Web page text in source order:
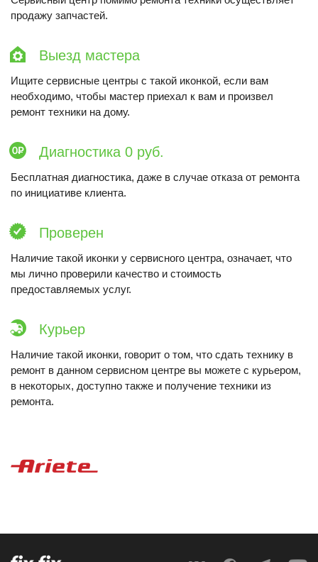
продажу запчастей.
Выезд мастера
Ищите сервисные центры с такой иконкой, если вам
необходимо, чтобы мастер приехал к вам и произвел
ремонт техники на дому.
Диагностика 0 руб.
Бесплатная диагностика, даже в случае отказа от ремонта
по инициативе клиента.
Проверен
Наличие такой иконки у сервисного центра, означает, что
мы лично проверили качество и стоимость
предоставляемых услуг.
Курьер
Наличие такой иконки, говорит о том, что сдать технику в
ремонт в данном сервисном центре вы можете с курьером,
в некоторых, доступно также и получение техники из
ремонта.